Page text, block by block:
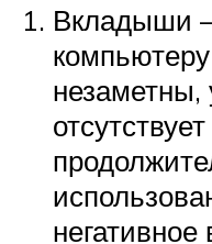
Вкладыши
незаметны,